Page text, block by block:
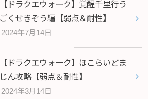
【ドラクエウォーク】覚醒千里行う
ごくせきぞう編【弱点＆耐性】
2024年7月14日
【ドラクエウォーク】ほこらいどま
じん攻略【弱点＆耐性】
2024年3月14日